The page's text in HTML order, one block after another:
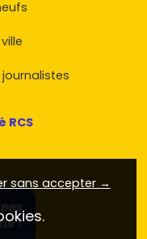
RCS
sans accepter →